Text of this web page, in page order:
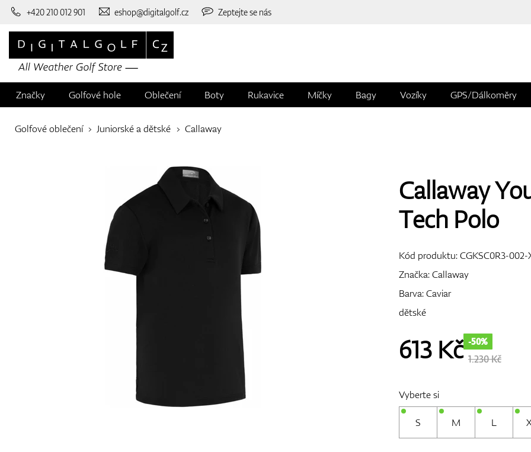
+420 210 012 901 eshop@digitalgolf.cz Zeptejte se nás
Značky Golfové hole Oblečení Boty Rukavice Míčky Bagy Vozíky GPS/Dálkoměry
Golfové oblečení Juniorské a dětské Callaway
Callaway
Tech Polo
Kód produktu:CGKSC0R3-002-
Značka:Callaway
Barva: Caviar
dětské
613Kč -50%
1.230 Kč
Vyberte si
S M L